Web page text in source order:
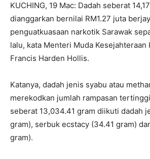
KUCHING, 19 Mac: Dadah seberat
dianggarkan bernilai RM1.27 juta
penguatkuasaan narkotik Sarawak
lalu, kata Menteri Muda Kesejahteraan
Francis Harden Hollis.
Katanya, dadah jenis syabu atau
merekodkan jumlah rampasan
seberat 13,034.41 gram diikuti dadah
gram), serbuk ecstacy (34.41 gram)
gram).